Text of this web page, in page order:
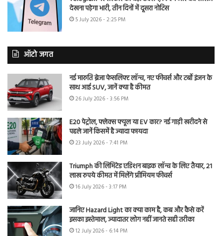
देखना पड़ेगा भारी, तीन दिनों में दूसरा नोटिस
5 July 2026 - 2:25 PM
ऑटो जगत
नई मारुति ब्रेजा फेसलिफ्ट लॉन्च, नए फीचर्स और टर्बो इंजन के
साथ आई SUV, जानें क्या है कीमत
26 July 2026 - 3:56 PM
E20 पेट्रोल, फ्लेक्स फ्यूल या EV कार? नई गाड़ी खरीदने से
पहले जानें किसमें है ज्यादा फायदा
23 July 2026 - 7:41 PM
Triumph की लिमिटेड एडिशन बाइक लॉन्च के लिए तैयार, 21
लाख रुपये कीमत में मिलेंगे प्रीमियम फीचर्स
16 July 2026 - 3:17 PM
जानिए Hazard Light का क्या काम है, कब और कैसे करें
इसका इस्तेमाल, ज्यादातर लोग नहीं जानते सही तरीका
12 July 2026 - 6:14 PM